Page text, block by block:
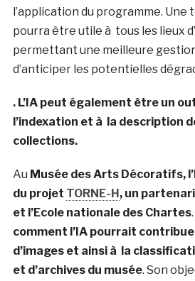
l’application du programme. Une
pourra être utile à tous les lieux
permettant une meilleure
d’anticiper les potentielles
. L’IA peut également être un
l’indexation et à la description
collections.
Au Musée des Arts Décoratifs,
du projet TORNE-H, un
et l’Ecole nationale des Chartes.
comment l’IA pourrait
d’images et ainsi à la
et d’archives du musée. Son